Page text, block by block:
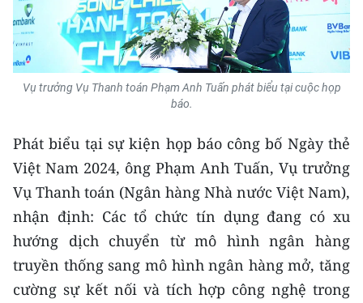
ENGLISH
中文
FRANÇAIS
ESPAÑOL
한국어
Vụ trưởng Vụ Thanh toán Phạm Anh Tuấn phát biểu tại cuộc họp
báo.
Phát biểu tại sự kiện họp báo công bố Ngày thẻ
Việt Nam 2024, ông Phạm Anh Tuấn, Vụ trưởng
Vụ Thanh toán (Ngân hàng Nhà nước Việt Nam),
nhận định: Các tổ chức tín dụng đang có xu
hướng dịch chuyển từ mô hình ngân hàng
truyền thống sang mô hình ngân hàng mở, tăng
cường sự kết nối và tích hợp công nghệ trong